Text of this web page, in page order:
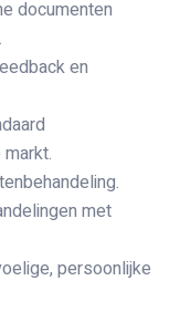
documenten
en
met
persoonlijke